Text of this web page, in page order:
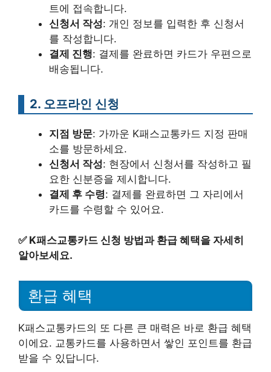
트에 접속합니다.
신청서 작성: 개인 정보를 입력한 후 신청서
를 작성합니다.
결제 진행: 결제를 완료하면 카드가 우편으로
배송됩니다.
2. 오프라인 신청
지점 방문: 가까운 K패스교통카드 지정 판매
소를 방문하세요.
신청서 작성: 현장에서 신청서를 작성하고 필
요한 신분증을 제시합니다.
결제 후 수령: 결제를 완료하면 그 자리에서
카드를 수령할 수 있어요.
✅ K패스교통카드 신청 방법과 환급 혜택을 자세히
알아보세요.
환급 혜택
K패스교통카드의 또 다른 큰 매력은 바로 환급 혜택
이에요. 교통카드를 사용하면서 쌓인 포인트를 환급
받을 수 있답니다.